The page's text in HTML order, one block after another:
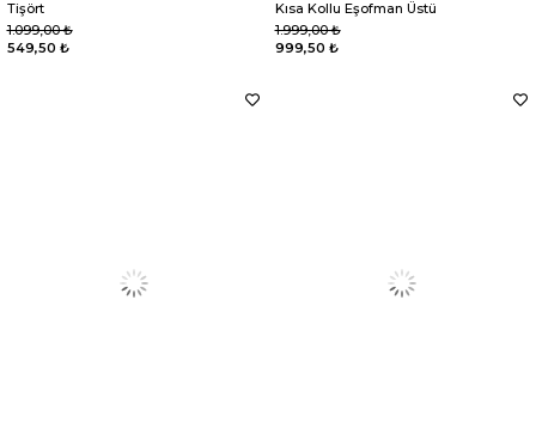
Tişört
549,50 ₺
1.099,00 ₺
Kısa Kollu Eşofman Üstü
999,50 ₺
1.999,00 ₺